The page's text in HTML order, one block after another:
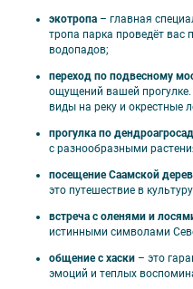
Вариант 1.
посещением
Вариант 2.
«Метеоре» с
Санкт-Петербург.
🏨 Отели тура
Оптима:Сортавала,
экотропа – главная
тропа парка проведёт вас
водопадов;
переход по подвесному
ощущений вашей
виды на реку и окрестные
прогулка по
с разнообразными
посещение Саамской
это путешествие в
встреча с оленями и
истинными символами
общение с хаски – это
эмоций и теплых